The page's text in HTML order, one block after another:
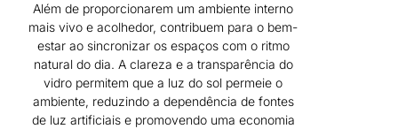
Além de proporcionarem um ambiente interno
mais vivo e acolhedor, contribuem para o bem-
estar ao sincronizar os espaços com o ritmo
natural do dia. A clareza e a transparência do
vidro permitem que a luz do sol permeie o
ambiente, reduzindo a dependência de fontes
de luz artificiais e promovendo uma economia